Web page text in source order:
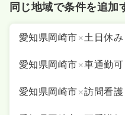
同じ地域で条件を追加
愛知県岡崎市×土日休み
愛知県岡崎市×車通勤可
愛知県岡崎市×訪問看護